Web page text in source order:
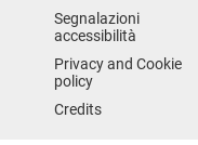
Segnalazioni
accessibilità
Privacy and Cookie
policy
Credits